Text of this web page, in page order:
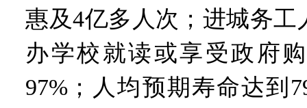
惠及4亿多人次；进城务工
办学校就读或享受政府
97%；人均预期寿命达